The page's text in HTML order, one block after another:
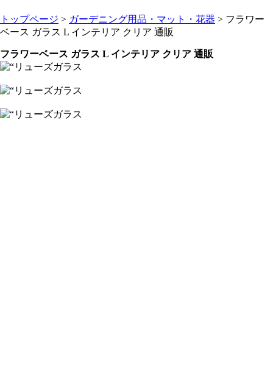
トップページ > ガーデニング用品・マット・花器 > フラワー
ベース ガラス L インテリア クリア 通販
フラワーベース ガラス L インテリア クリア 通販